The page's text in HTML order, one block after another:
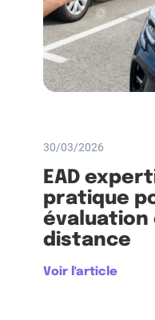
30/03/2026
EAD
pratique
évaluation
distance
Voir l'article